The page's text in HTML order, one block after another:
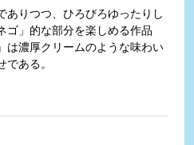
りつつ、ひろびろゆったりし
ゴ」的な部分を楽しめる作品
は濃厚クリームのような味わい
ある。